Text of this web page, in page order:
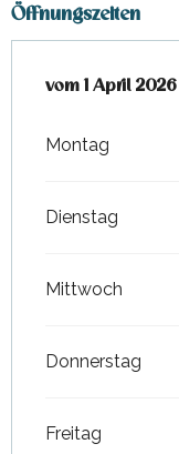
Öffnungszeiten
vom1 April 2026
vom1 April 2026
Montag
Dienstag
Mittwoch
Donnerstag
Freitag